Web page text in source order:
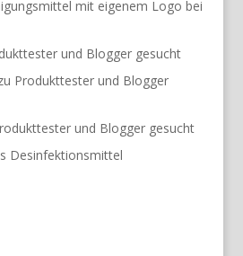
mit eigenem Logo bei
und Blogger gesucht
Produkttester und Blogger
und Blogger gesucht
Desinfektionsmittel